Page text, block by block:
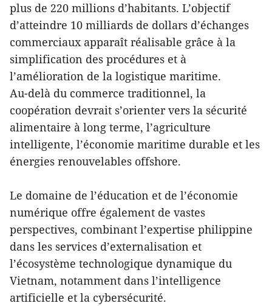
plus de 220 millions d’habitants. L’objectif
d’atteindre 10 milliards de dollars d’échanges
commerciaux apparaît réalisable grâce à la
simplification des procédures et à
l’amélioration de la logistique maritime.
Au-delà du commerce traditionnel, la
coopération devrait s’orienter vers la sécurité
alimentaire à long terme, l’agriculture
intelligente, l’économie maritime durable et les
énergies renouvelables offshore.
Le domaine de l’éducation et de l’économie
numérique offre également de vastes
perspectives, combinant l’expertise philippine
dans les services d’externalisation et
l’écosystème technologique dynamique du
Vietnam, notamment dans l’intelligence
artificielle et la cybersécurité.